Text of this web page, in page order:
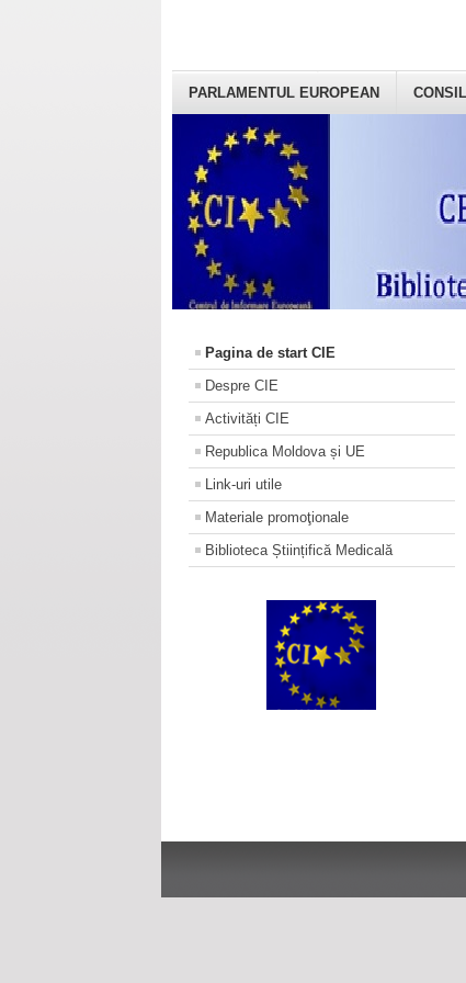
PARLAMENTUL EUROPEAN
Pagina de start CIE
Despre CIE
Activități CIE
Republica Moldova și UE
Link-uri utile
Materiale promoţionale
Biblioteca Științifică Medicală